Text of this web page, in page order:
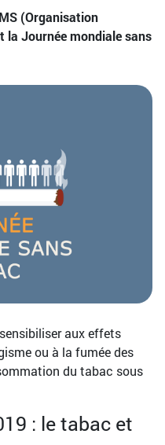
(Organisation
la Journée mondiale sans
aux effets
ou à la fumée des
du tabac sous
: le tabac et